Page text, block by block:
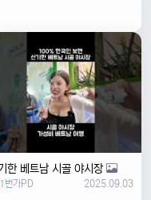
한 베트남 시골 야시장
1번가PD 2025.09.03